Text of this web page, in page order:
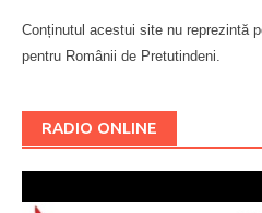
Conținutul acestui site nu reprezintă
pentru Românii de Pretutindeni.
RADIO ONLINE